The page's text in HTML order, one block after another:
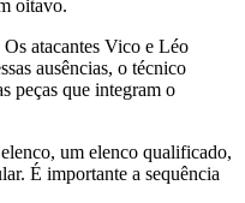
oitavo.
atacantes Vico e Léo
ausências, o técnico
peças que integram o
um elenco qualificado,
É importante a sequência